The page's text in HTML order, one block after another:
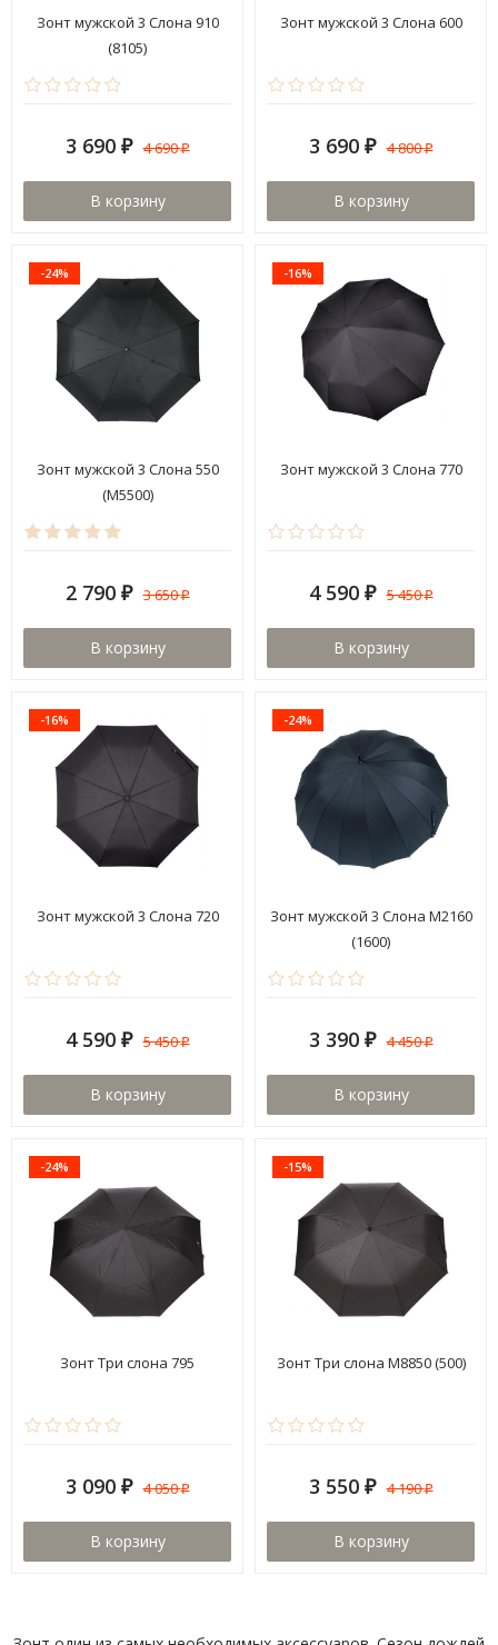
Зонт мужской 3 Слона 910
(8105)
3 690 ₽ 4 690₽
В корзину
Зонт мужской 3 Cлона 600
3 690 ₽ 4 800₽
В корзину
-24%
Зонт мужской 3 Cлона 550
(M5500)
2 790 ₽ 3 650₽
В корзину
-16%
Зонт мужской 3 Cлона 770
4 590 ₽ 5 450₽
В корзину
-16%
Зонт мужской 3 Cлона 720
4 590 ₽ 5 450₽
В корзину
-24%
Зонт мужской 3 Cлона M2160
(1600)
3 390 ₽ 4 450₽
В корзину
-24%
Зонт Три слона 795
3 090 ₽ 4 050₽
В корзину
-15%
Зонт Три слона M8850 (500)
3 550 ₽ 4 190₽
В корзину